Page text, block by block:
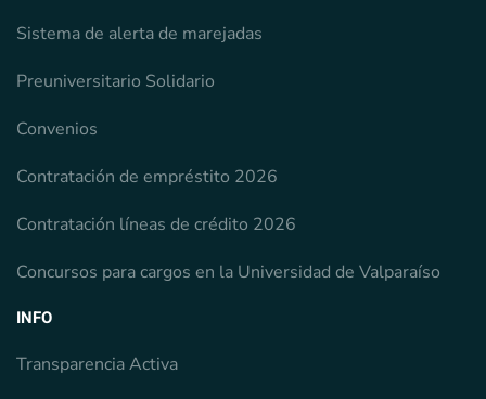
Sistema de alerta de marejadas
Preuniversitario Solidario
Convenios
Contratación de empréstito 2026
Contratación líneas de crédito 2026
Concursos para cargos en la Universidad de Valparaíso
INFO
Transparencia Activa